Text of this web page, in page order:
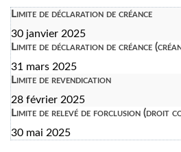
Limite de déclaration de créance
30 janvier 2025
Limite de déclaration de créance
31 mars 2025
Limite de revendication
28 février 2025
Limite de relevé de forclusion (droit
30 mai 2025